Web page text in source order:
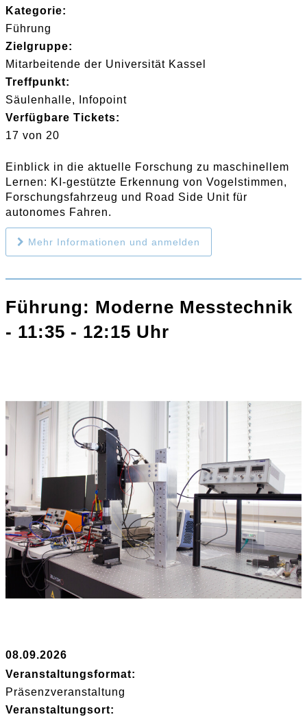
Kategorie:
Führung
Zielgruppe:
Mitarbeitende der Universität Kassel
Treffpunkt:
Säulenhalle, Infopoint
Verfügbare Tickets:
17 von 20
Einblick in die aktuelle Forschung zu maschinellem
Lernen: KI-gestützte Erkennung von Vogelstimmen,
Forschungsfahrzeug und Road Side Unit für
autonomes Fahren.
Mehr Informationen und anmelden
Führung: Moderne Messtechnik
- 11:35 - 12:15 Uhr
08.09.2026
Veranstaltungsformat:
Präsenzveranstaltung
Veranstaltungsort: